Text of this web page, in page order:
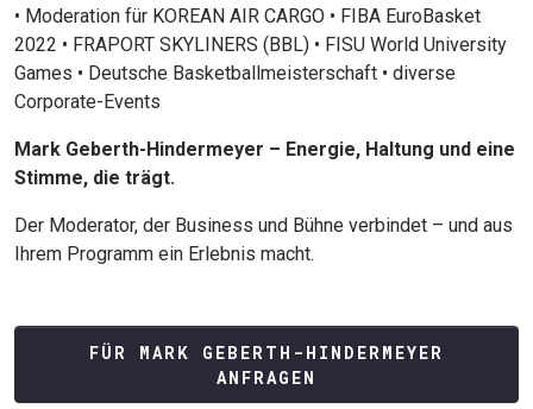
• Moderation für KOREAN AIR CARGO • FIBA EuroBasket
2022 • FRAPORT SKYLINERS (BBL) • FISU World University
Games • Deutsche Basketballmeisterschaft • diverse
Corporate-Events
Mark Geberth-Hindermeyer – Energie, Haltung und eine
Stimme, die trägt.
Der Moderator, der Business und Bühne verbindet – und aus
Ihrem Programm ein Erlebnis macht.
FÜR MARK GEBERTH-HINDERMEYER
ANFRAGEN
JETZT SUCHEN